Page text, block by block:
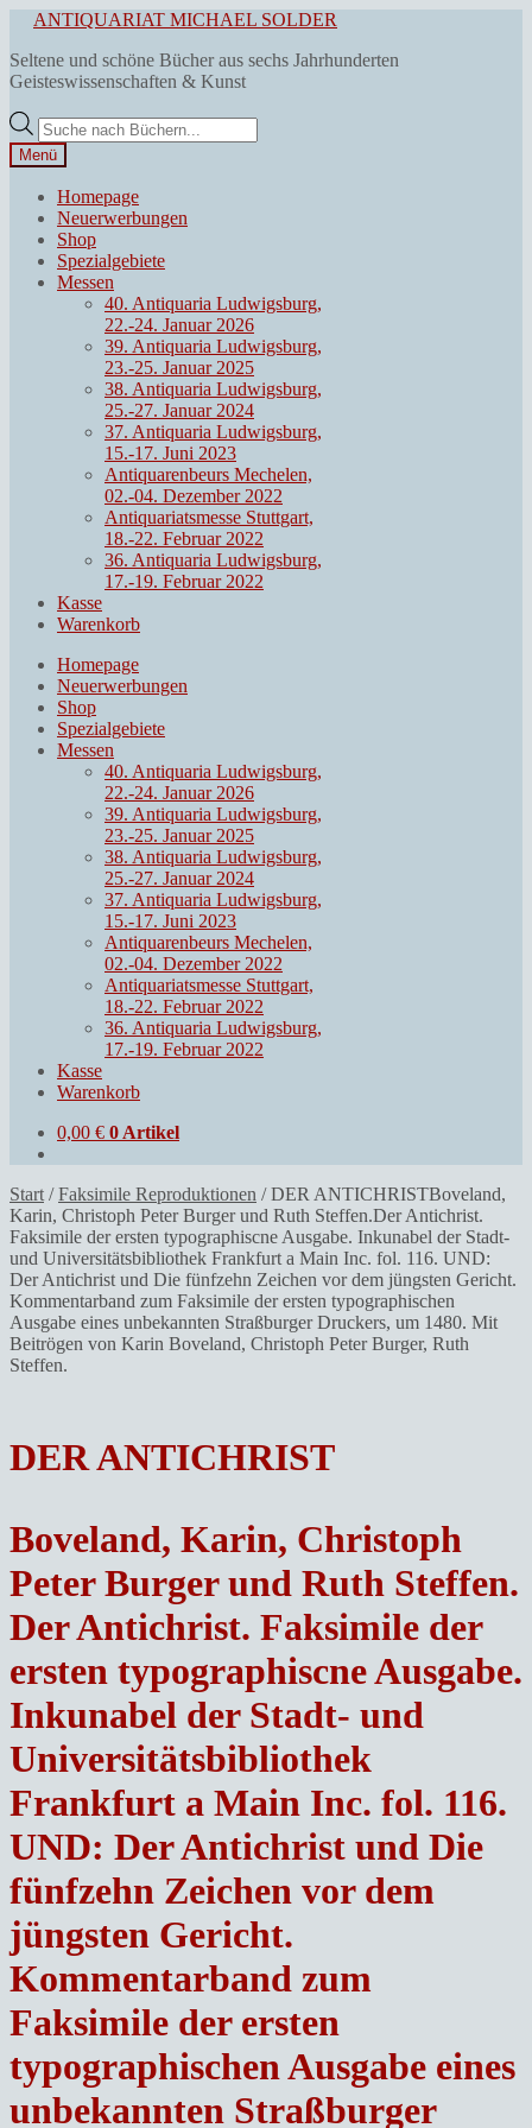
springen
Zum
springen
ANTIQUARIAT MICHAEL SOLDER
Seltene und schöne Bücher aus sechs Jahrhunderten
Geisteswissenschaften & Kunst
Products
search
Menü
Homepage
Neuerwerbungen
Shop
Spezialgebiete
Messen
40. Antiquaria Ludwigsburg,
22.-24. Januar 2026
39. Antiquaria Ludwigsburg,
23.-25. Januar 2025
38. Antiquaria Ludwigsburg,
25.-27. Januar 2024
37. Antiquaria Ludwigsburg,
15.-17. Juni 2023
Antiquarenbeurs Mechelen,
02.-04. Dezember 2022
Antiquariatsmesse Stuttgart,
18.-22. Februar 2022
36. Antiquaria Ludwigsburg,
17.-19. Februar 2022
Kasse
Warenkorb
Homepage
Neuerwerbungen
Shop
Spezialgebiete
Messen
40. Antiquaria Ludwigsburg,
22.-24. Januar 2026
39. Antiquaria Ludwigsburg,
23.-25. Januar 2025
38. Antiquaria Ludwigsburg,
25.-27. Januar 2024
37. Antiquaria Ludwigsburg,
15.-17. Juni 2023
Antiquarenbeurs Mechelen,
02.-04. Dezember 2022
Antiquariatsmesse Stuttgart,
18.-22. Februar 2022
36. Antiquaria Ludwigsburg,
17.-19. Februar 2022
Kasse
Warenkorb
0,00 € 0 Artikel
Start /Faksimile Reproduktionen /DER ANTICHRISTBoveland,
Karin, Christoph Peter Burger und Ruth Steffen.Der Antichrist.
Faksimile der ersten typographiscne Ausgabe. Inkunabel der Stadt-
und Universitätsbibliothek Frankfurt a Main Inc. fol. 116. UND:
Der Antichrist und Die fünfzehn Zeichen vor dem jüngsten Gericht.
Kommentarband zum Faksimile der ersten typographischen
Ausgabe eines unbekannten Straßburger Druckers, um 1480. Mit
Beitrögen von Karin Boveland, Christoph Peter Burger, Ruth
Steffen.
DER ANTICHRIST
Boveland, Karin, Christoph
Peter Burger und Ruth Steffen.
Der Antichrist. Faksimile der
ersten typographiscne Ausgabe.
Inkunabel der Stadt- und
Universitätsbibliothek
Frankfurt a Main Inc. fol. 116.
UND: Der Antichrist und Die
fünfzehn Zeichen vor dem
jüngsten Gericht.
Kommentarband zum
Faksimile der ersten
typographischen Ausgabe eines
unbekannten Straßburger